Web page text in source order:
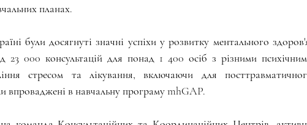
планах.
були досягнуті значні успіхи у розвитку ментального
23 000 консультацій для понад 1 400 осіб з різними
стресом та лікування, включаючи для
впроваджені в навчальну програму mhGAP.